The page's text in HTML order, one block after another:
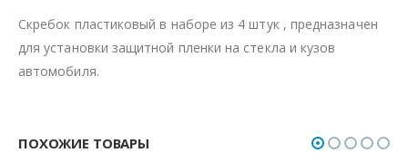
Скребок пластиковый в наборе из 4 штук , предназначен
для установки защитной пленки на стекла и кузов
автомобиля.
ПОХОЖИЕ ТОВАРЫ